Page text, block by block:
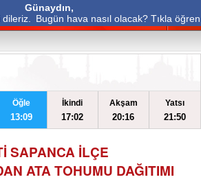
Günaydın,
Bugün hava nasıl olacak? Tıkla öğren
Öğle
13:09
İkindi
17:02
Akşam
20:16
Yatsı
21:50
SAPANCA İLÇE
ATA TOHUMU DAĞITIMI